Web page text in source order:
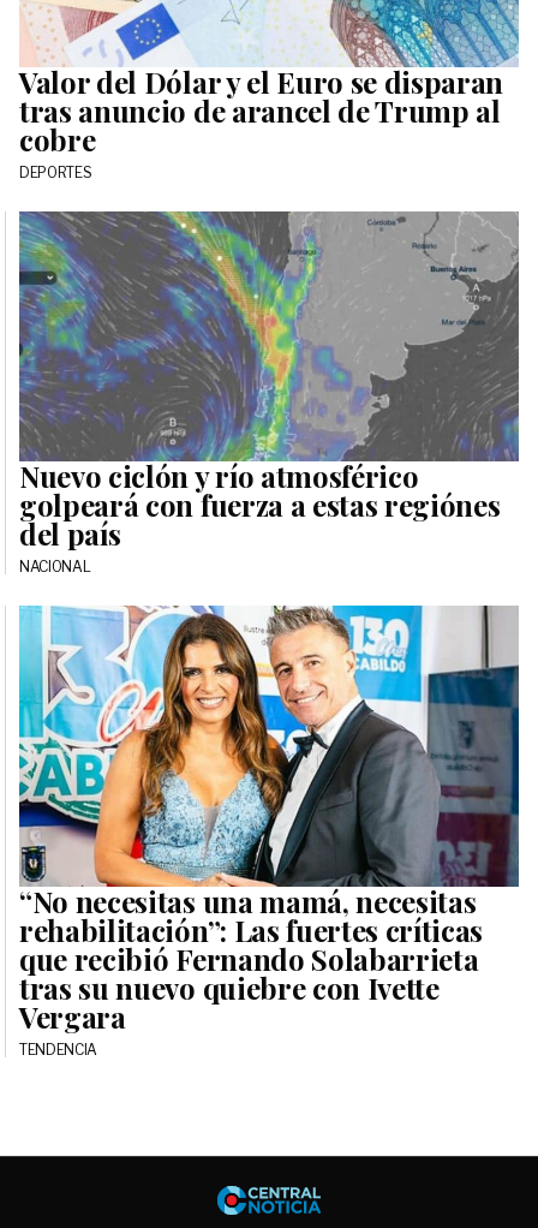
Valor del Dólar y el Euro se disparan
tras anuncio de arancel de Trump al
cobre
DEPORTES
Nuevo ciclón y río atmosférico
golpeará con fuerza a estas regiónes
del país
NACIONAL
“No necesitas una mamá, necesitas
rehabilitación”: Las fuertes críticas
que recibió Fernando Solabarrieta
tras su nuevo quiebre con Ivette
Vergara
TENDENCIA
Central